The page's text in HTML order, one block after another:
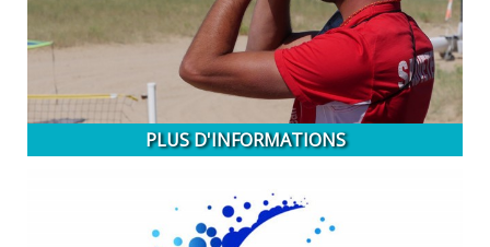
PLUS D'INFORMATIONS